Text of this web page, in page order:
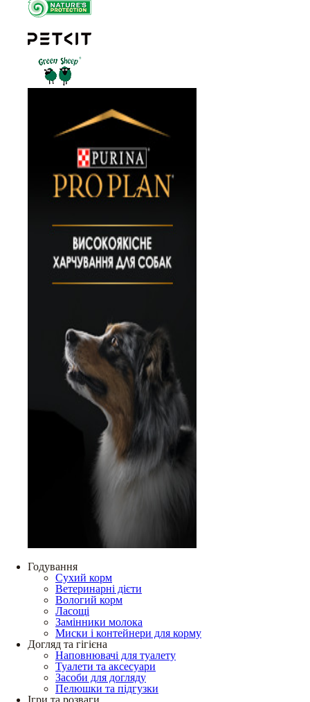
Годування
Сухий корм
Ветеринарні дієти
Вологий корм
Ласощі
Замінники молока
Миски і контейнери для корму
Догляд та гігієна
Наповнювачі для туалету
Туалети та аксесуари
Засоби для догляду
Пелюшки та підгузки
Ігри та розваги